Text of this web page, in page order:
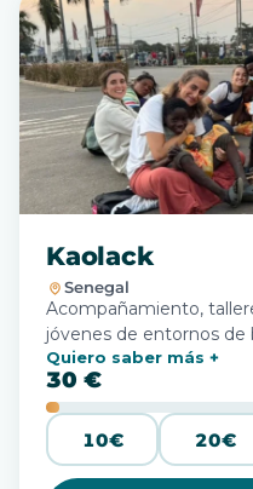
Kaolack
Senegal
Acompañamiento,
jóvenes de entornos de
Quiero saber más
30 €
10€ 20€